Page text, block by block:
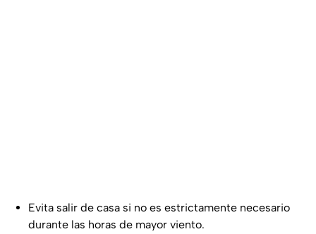
Evita salir de casa si no es estrictamente necesario
durante las horas de mayor viento.